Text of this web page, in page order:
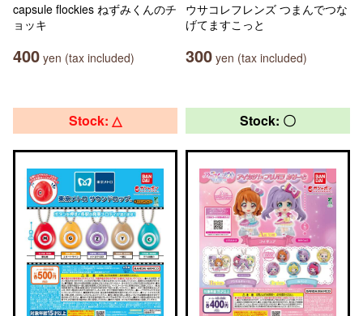
capsule flockies ねずみくんのチ
ョッキ
400 yen (tax included)
ウサコレフレンズ つまんでつな
げてますこっと
300 yen (tax included)
Stock: △ Stock: 〇